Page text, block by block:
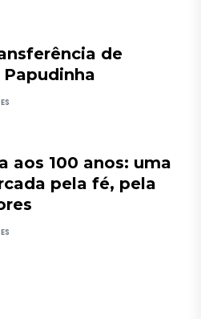
de
aos 100 anos: uma
pela fé, pela